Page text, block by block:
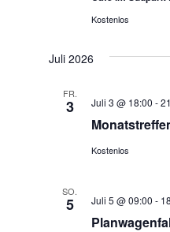
Kostenlos
Juli 2026
FR.
3 Juli 3 @ 18:00 -
Kostenlos
SO.
5 Juli 5 @ 09:00 -